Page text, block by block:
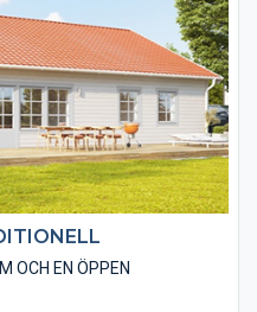
OCH EN ÖPPEN